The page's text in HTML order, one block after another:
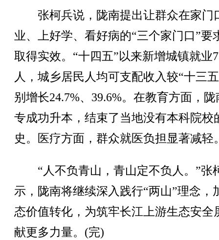
张柯兵说，陇南提出让群众在家门
业、上好学、看好病的“三个家门口”要
取得实效。“十四五”以来新增城镇就业
人，城乡居民人均可支配收入较“十三
别增长24.7%、39.6%。在教育方面，陇
专成功升本，结束了当地没有本科院校
史。医疗方面，群众就医负担显著减轻
“人不负青山，青山定不负人。”张
示，陇南将继续深入践行“两山”理念，
态价值转化，为筑牢长江上游生态安全
献更多力量。(完)